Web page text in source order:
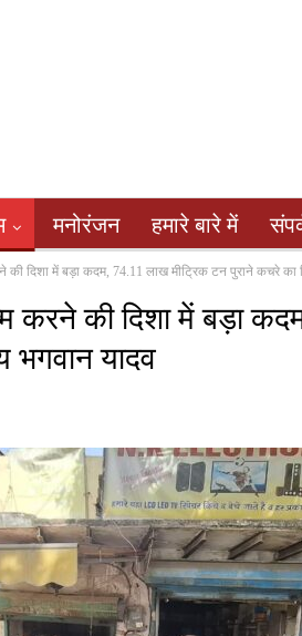
मनोरंजन हमारे बारे में
दिशा में बड़ा कदम, 74.11 लाख मीट्रिक टन पुराने कचरे का
करने की दिशा में बड़ा
भगवान यादव